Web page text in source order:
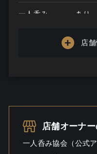
一人呑み
あり
一人呑み
しっ
店
店舗オーナ
一人呑み協会（公式